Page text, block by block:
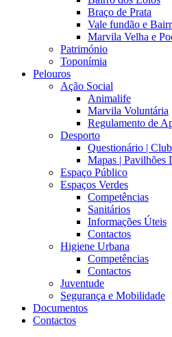
Braço de Prata
Vale fundão e
Marvila Velha e
Património
Toponímia
Pelouros
Ação Social
Animalife
Marvila Voluntária
Regulamento de
Desporto
Questionário |
Mapas | Pavilhões
Espaço Público
Espaços Verdes
Competências
Sanitários
Informações Úteis
Contactos
Higiene Urbana
Competências
Contactos
Juventude
Segurança e Mobilidade
Documentos
Contactos